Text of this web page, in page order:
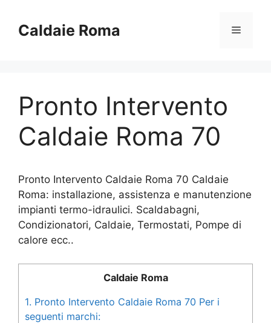
contenuto
Caldaie Roma Menu
Pronto Intervento
Caldaie Roma 70
Pronto Intervento Caldaie Roma 70 Caldaie
Roma: installazione, assistenza e manutenzione
impianti termo-idraulici. Scaldabagni,
Condizionatori, Caldaie, Termostati, Pompe di
calore ecc..
Caldaie Roma
1. Pronto Intervento Caldaie Roma 70 Per i
seguenti marchi: